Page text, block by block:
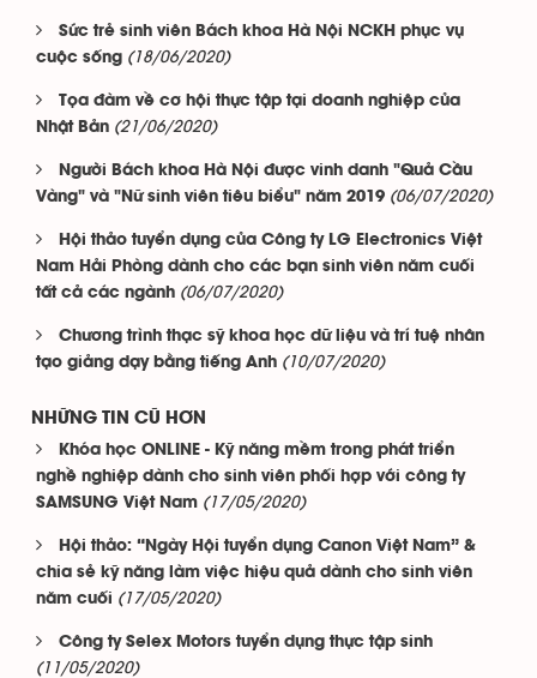
Sức trẻ sinh viên Bách khoa Hà Nội NCKH phục vụ
cuộc sống (18/06/2020)
Tọa đàm về cơ hội thực tập tại doanh nghiệp của
Nhật Bản (21/06/2020)
Người Bách khoa Hà Nội được vinh danh "Quả Cầu
Vàng" và "Nữ sinh viên tiêu biểu" năm 2019 (06/07/2020)
Hội thảo tuyển dụng của Công ty LG Electronics Việt
Nam Hải Phòng dành cho các bạn sinh viên năm cuối
tất cả các ngành (06/07/2020)
Chương trình thạc sỹ khoa học dữ liệu và trí tuệ nhân
tạo giảng dạy bằng tiếng Anh (10/07/2020)
NHỮNG TIN CŨ HƠN
Khóa học ONLINE - Kỹ năng mềm trong phát triển
nghề nghiệp dành cho sinh viên phối hợp với công ty
SAMSUNG Việt Nam (17/05/2020)
Hội thảo: “Ngày Hội tuyển dụng Canon Việt Nam” &
chia sẻ kỹ năng làm việc hiệu quả dành cho sinh viên
năm cuối (17/05/2020)
Công ty Selex Motors tuyển dụng thực tập sinh
(11/05/2020)